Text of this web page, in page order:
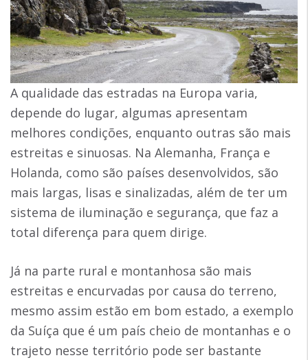
A qualidade das estradas na Europa varia,
depende do lugar, algumas apresentam
melhores condições, enquanto outras são mais
estreitas e sinuosas. Na Alemanha, França e
Holanda, como são países desenvolvidos, são
mais largas, lisas e sinalizadas, além de ter um
sistema de iluminação e segurança, que faz a
total diferença para quem dirige.
Já na parte rural e montanhosa são mais
estreitas e encurvadas por causa do terreno,
mesmo assim estão em bom estado, a exemplo
da Suíça que é um país cheio de montanhas e o
trajeto nesse território pode ser bastante